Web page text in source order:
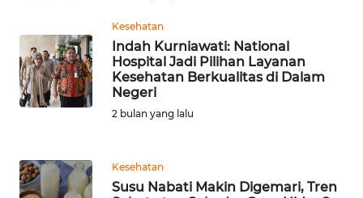
Kesehatan
Indah Kurniawati: National
Hospital Jadi Pilihan Layanan
Kesehatan Berkualitas di Dalam
Negeri
2 bulan yang lalu
Kesehatan
Susu Nabati Makin Digemari, Tren
GORONTALO
WN
SULUT
MALUKU